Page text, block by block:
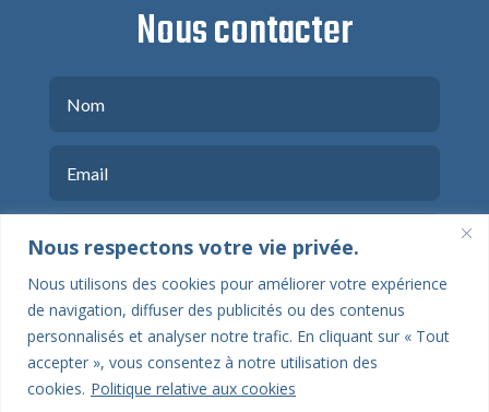
Nous respectons votre vie privée.
Nous utilisons des cookies pour améliorer votre expérience
de navigation, diffuser des publicités ou des contenus
personnalisés et analyser notre trafic. En cliquant sur « Tout
accepter », vous consentez à notre utilisation des
cookies. Politique relative aux cookies
Nous contacter